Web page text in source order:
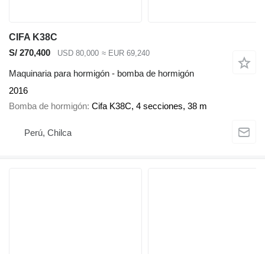
CIFA K38C
S/ 270,400
USD 80,000 ≈ EUR 69,240
Maquinaria para hormigón - bomba de hormigón
2016
Bomba de hormigón Cifa K38C, 4 secciones, 38 m
Perú, Chilca